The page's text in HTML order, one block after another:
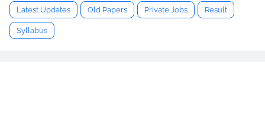
Latest Updates Old Papers Private Jobs Result
Syllabus